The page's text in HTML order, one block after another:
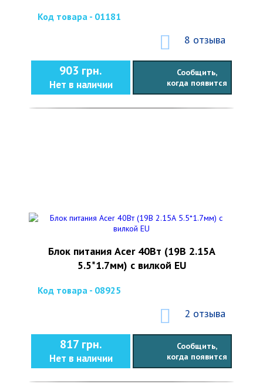
Код товара - 01181
8 отзыва
903 грн.
Нет в наличии
Сообщить,
когда появится
Блок питания Acer 40Вт (19В 2.15А
5.5*1.7мм) с вилкой EU
Код товара - 08925
2 отзыва
817 грн.
Нет в наличии
Сообщить,
когда появится